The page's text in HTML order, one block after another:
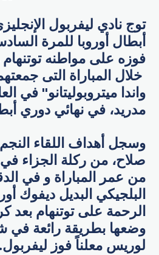
توج نادي ليفربول
أبطال أوروبا للمرة
خلال المباراة التى
واندا ميتروبوليتانو" في
مدريد، في نهائي دوري
وسجل أهداف اللقاء
صلاح، من ركلة الجزاء في
البلجيكي البديل ديفوك
الرحمة على توتنهام بعد
وضعها بطريقة رائعة في
لوريس معلناً فوز ليفربول.